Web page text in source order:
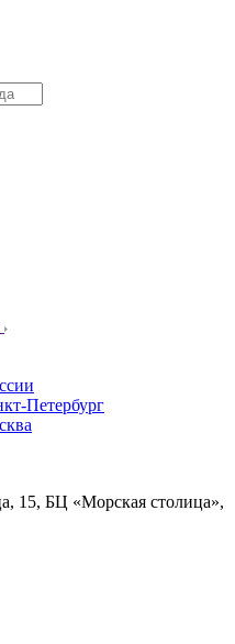
Петербург
15, БЦ «Морская столица»,